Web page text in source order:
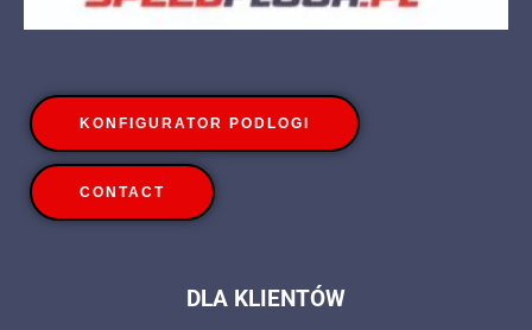
KONFIGURATOR PODLOGI
CONTACT
DLA KLIENTÓW